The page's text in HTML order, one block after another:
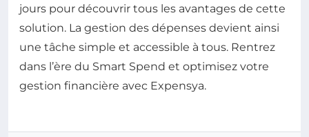
jours pour découvrir tous les avantages de cette
solution. La gestion des dépenses devient ainsi
une tâche simple et accessible à tous. Rentrez
dans l’ère du Smart Spend et optimisez votre
gestion financière avec Expensya.